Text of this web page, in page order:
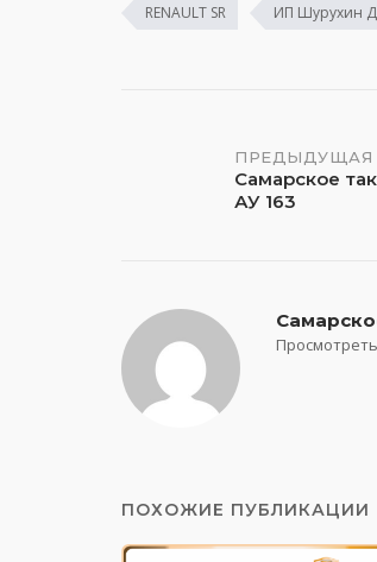
RENAULT SR ИП Шурухин
НавигацияПРЕДЫДУЩАЯ
Самарское
АУ 163
ПОХОЖИЕ ПУБЛИКАЦИИ